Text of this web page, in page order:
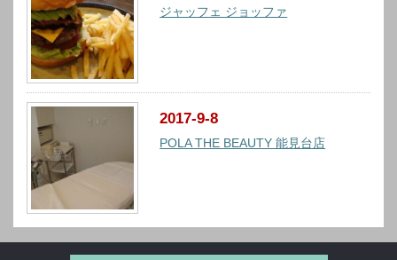
ジャッフェ ジョッファ
2017-9-8
POLA THE BEAUTY 能見台店